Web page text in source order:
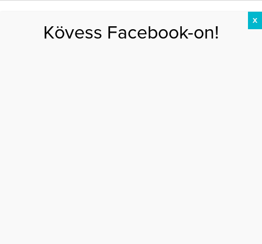
Kövess Facebook-on!
X